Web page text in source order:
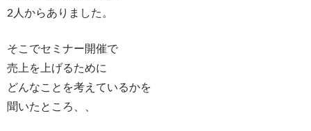
2人からありました。
そこでセミナー開催で
売上を上げるために
どんなことを考えているかを
聞いたところ、、